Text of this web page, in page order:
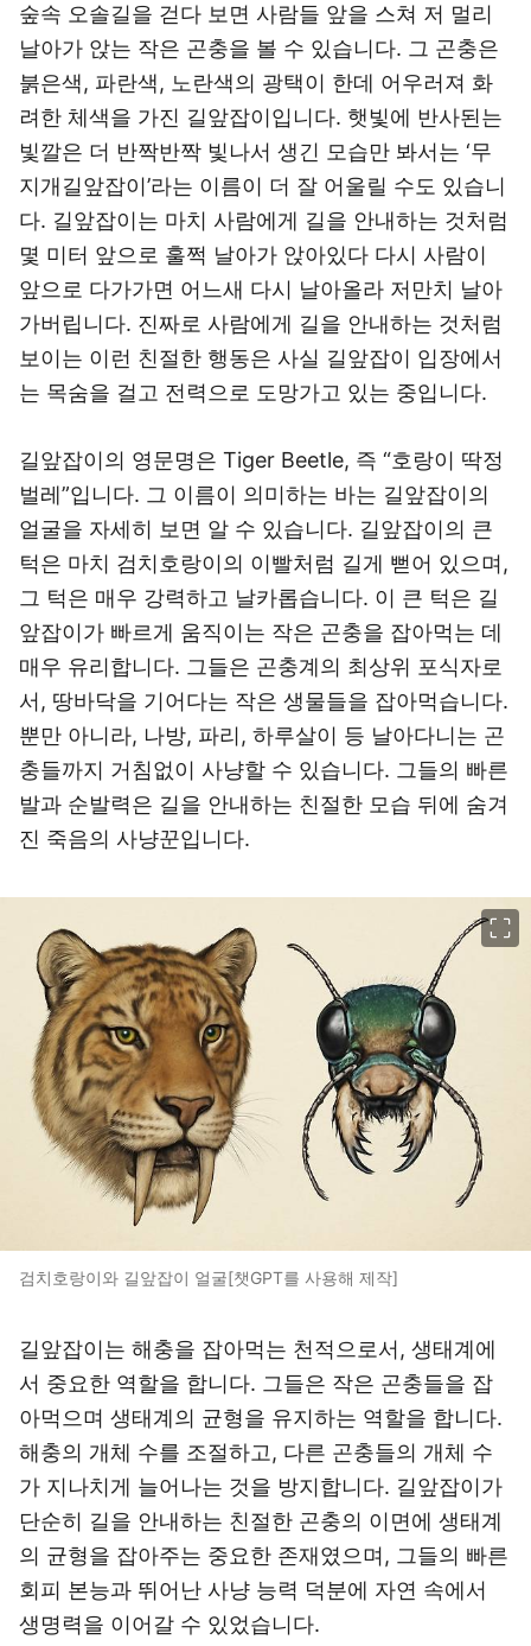
숲속 오솔길을 걷다 보면 사람들 앞을 스쳐 저 멀리
날아가 앉는 작은 곤충을 볼 수 있습니다. 그 곤충은
붉은색, 파란색, 노란색의 광택이 한데 어우러져 화
려한 체색을 가진 길앞잡이입니다. 햇빛에 반사된는
빛깔은 더 반짝반짝 빛나서 생긴 모습만 봐서는 ‘무
지개길앞잡이’라는 이름이 더 잘 어울릴 수도 있습니
다. 길앞잡이는 마치 사람에게 길을 안내하는 것처럼
몇 미터 앞으로 훌쩍 날아가 앉아있다 다시 사람이
앞으로 다가가면 어느새 다시 날아올라 저만치 날아
가버립니다. 진짜로 사람에게 길을 안내하는 것처럼
보이는 이런 친절한 행동은 사실 길앞잡이 입장에서
는 목숨을 걸고 전력으로 도망가고 있는 중입니다.
길앞잡이의 영문명은 Tiger Beetle, 즉 “호랑이 딱정
벌레”입니다. 그 이름이 의미하는 바는 길앞잡이의
얼굴을 자세히 보면 알 수 있습니다. 길앞잡이의 큰
턱은 마치 검치호랑이의 이빨처럼 길게 뻗어 있으며,
그 턱은 매우 강력하고 날카롭습니다. 이 큰 턱은 길
앞잡이가 빠르게 움직이는 작은 곤충을 잡아먹는 데
매우 유리합니다. 그들은 곤충계의 최상위 포식자로
서, 땅바닥을 기어다는 작은 생물들을 잡아먹습니다.
뿐만 아니라, 나방, 파리, 하루살이 등 날아다니는 곤
충들까지 거침없이 사냥할 수 있습니다. 그들의 빠른
발과 순발력은 길을 안내하는 친절한 모습 뒤에 숨겨
진 죽음의 사냥꾼입니다.
검치호랑이와 길앞잡이 얼굴[챗GPT를 사용해 제작]
길앞잡이는 해충을 잡아먹는 천적으로서, 생태계에
서 중요한 역할을 합니다. 그들은 작은 곤충들을 잡
아먹으며 생태계의 균형을 유지하는 역할을 합니다.
해충의 개체 수를 조절하고, 다른 곤충들의 개체 수
가 지나치게 늘어나는 것을 방지합니다. 길앞잡이가
단순히 길을 안내하는 친절한 곤충의 이면에 생태계
의 균형을 잡아주는 중요한 존재였으며, 그들의 빠른
회피 본능과 뛰어난 사냥 능력 덕분에 자연 속에서
생명력을 이어갈 수 있었습니다.